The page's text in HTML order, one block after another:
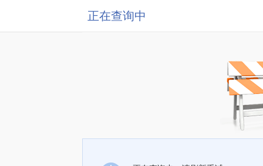
正在查询中